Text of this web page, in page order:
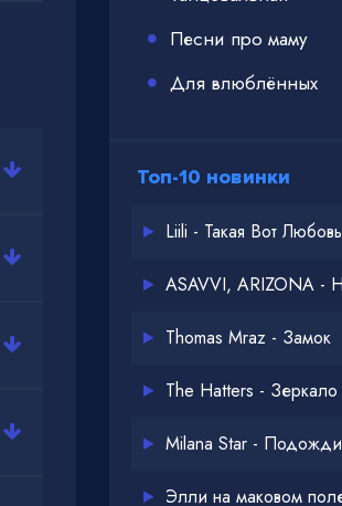
Песни про маму
Для влюблённых
Топ-10 новинки
Liili - Такая Вот Любовь
Thomas Mraz - Замок
The Hatters - Зеркало
Milana Star - Подожди